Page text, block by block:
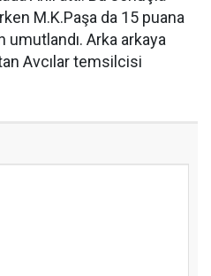
M.K.Paşa da 15 puana
Arka arkaya
Avcılar temsilcisi